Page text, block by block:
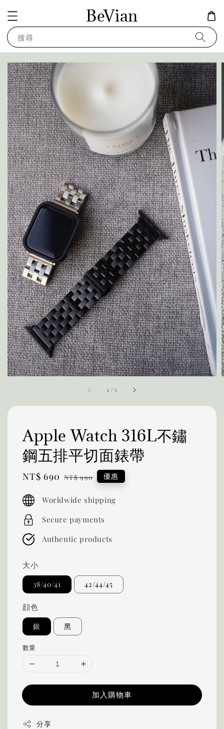
BeVian
搜尋
1 /5
Apple Watch 316L不鏽
鋼五排平切面錶帶
Sale
NT$ 690 Regular
NT$ 990 優惠
Worldwide shipping
Secure payments
Authentic products
大小
38/40/41 42/44/45
顔色
銀 黑
數量
加入購物車
分享